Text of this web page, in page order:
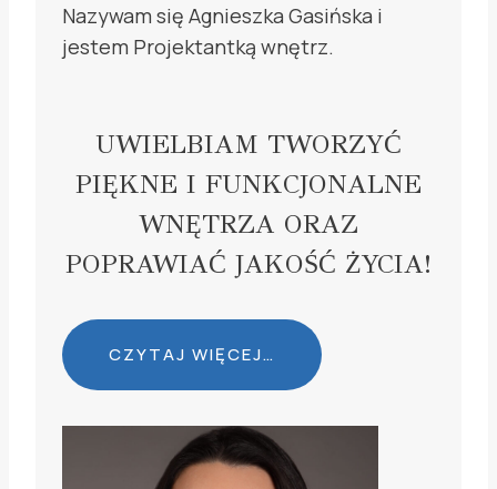
Nazywam się Agnieszka Gasińska i
jestem Projektantką wnętrz.
UWIELBIAM TWORZYĆ
PIĘKNE I FUNKCJONALNE
WNĘTRZA ORAZ
POPRAWIAĆ JAKOŚĆ ŻYCIA!
CZYTAJ WIĘCEJ…